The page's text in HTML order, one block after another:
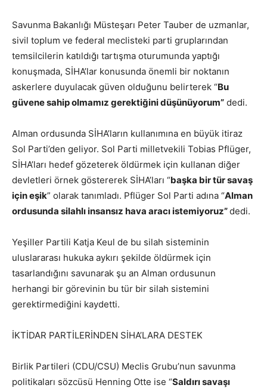
Savunma Bakanlığı Müsteşarı Peter Tauber de uzmanlar,
sivil toplum ve federal meclisteki parti gruplarından
temsilcilerin katıldığı tartışma oturumunda yaptığı
konuşmada, SİHA’lar konusunda önemli bir noktanın
askerlere duyulacak güven olduğunu belirterek “Bu
güvene sahip olmamız gerektiğini düşünüyorum” dedi.
Alman ordusunda SİHA’ların kullanımına en büyük itiraz
Sol Parti’den geliyor. Sol Parti milletvekili Tobias Pflüger,
SİHA’ları hedef gözeterek öldürmek için kullanan diğer
devletleri örnek göstererek SİHA’ları “başka bir tür savaş
için eşik” olarak tanımladı. Pflüger Sol Parti adına “Alman
ordusunda silahlı insansız hava aracı istemiyoruz”dedi.
Yeşiller Partili Katja Keul de bu silah sisteminin
uluslararası hukuka aykırı şekilde öldürmek için
tasarlandığını savunarak şu an Alman ordusunun
herhangi bir görevinin bu tür bir silah sistemini
gerektirmediğini kaydetti.
İKTİDAR PARTİLERİNDEN SİHA’LARA DESTEK
Birlik Partileri (CDU/CSU) Meclis Grubu’nun savunma
politikaları sözcüsü Henning Otte ise “Saldırı savaşı